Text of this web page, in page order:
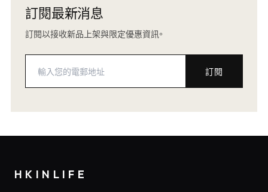
訂閱最新消息
訂閱以接收新品上架與限定優惠資訊。
訂閱
HKINLIFE